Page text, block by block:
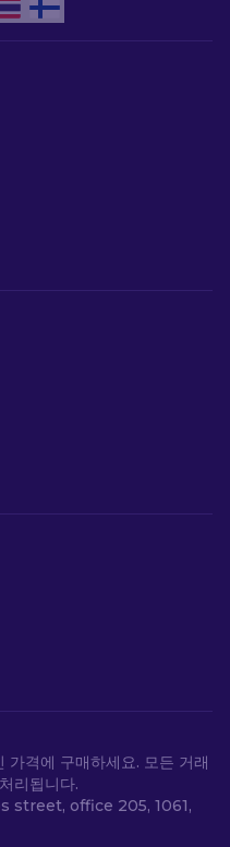
가격에 구매하세요. 모든 거래
리됩니다.
street, office 205, 1061,